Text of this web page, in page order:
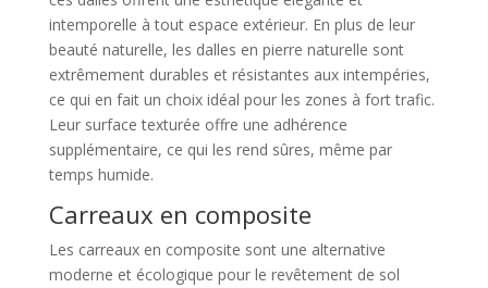
intemporelle à tout espace extérieur. En plus de leur
beauté naturelle, les dalles en pierre naturelle sont
extrêmement durables et résistantes aux intempéries,
ce qui en fait un choix idéal pour les zones à fort trafic.
Leur surface texturée offre une adhérence
supplémentaire, ce qui les rend sûres, même par
temps humide.
Carreaux en composite
Les carreaux en composite sont une alternative
moderne et écologique pour le revêtement de sol